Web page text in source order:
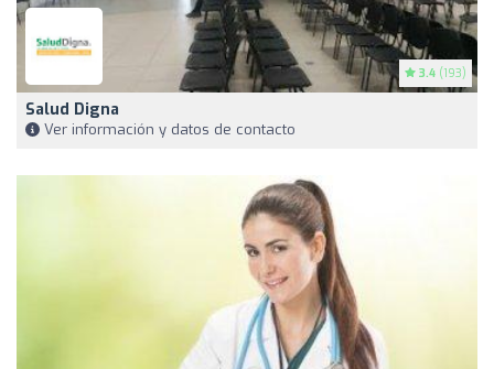
3.4 (193)
Salud Digna
Ver información y datos de contacto